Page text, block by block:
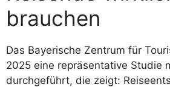
brauchen
Das Bayerische Zentrum für
2025 eine repräsentative Studie
durchgeführt, die zeigt: